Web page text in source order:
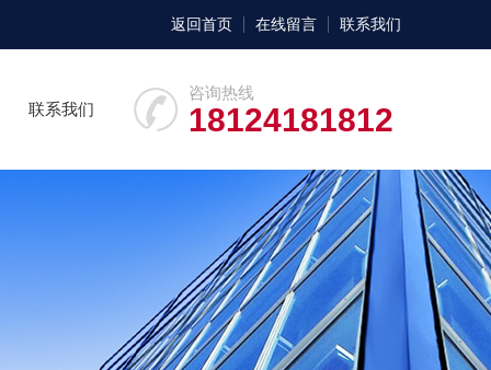
返回首页 在线留言 联系我们
咨询热线
18124181812
联系我们